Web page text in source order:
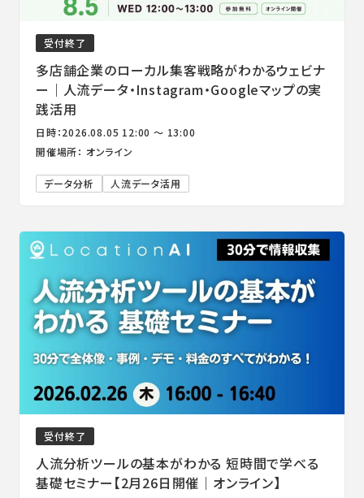
受付終了
多店舗企業のローカル集客戦略がわかるウェビナ
ー｜人流データ・Instagram・Googleマップの実
践活用
日時：2026.08.05 12:00 ～ 13:00
開催場所： オンライン
データ分析 人流データ活用
受付終了
人流分析ツールの基本がわかる 短時間で学べる
基礎セミナー【2月26日開催｜オンライン】